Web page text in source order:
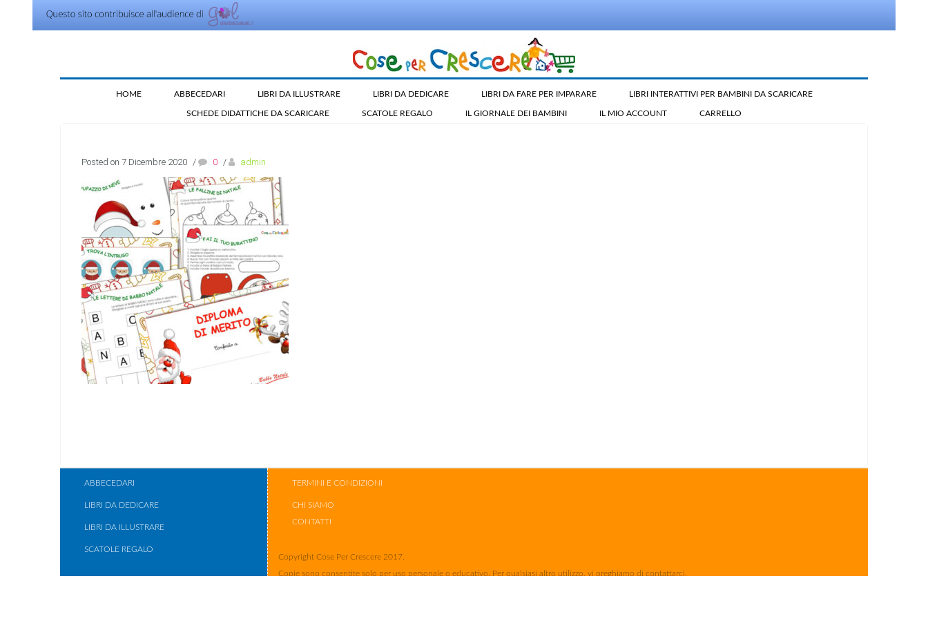
HOME ABBECEDARI LIBRI DA ILLUSTRARE LIBRI DA DEDICARE LIBRI DA FARE PER IMPARARE LIBRI INTERATTIVI PER BAMBINI DA SCARICARE
SCHEDE DIDATTICHE DA SCARICARE SCATOLE REGALO IL GIORNALE DEI BAMBINI IL MIO ACCOUNT CARRELLO
Posted on 7 Dicembre 2020 / 0 / admin
ABBECEDARI
LIBRI DA DEDICARE
LIBRI DA ILLUSTRARE
SCATOLE REGALO
TERMINI E CONDIZIONI
CHI SIAMO
CONTATTI
Copyright Cose Per Crescere 2017.
Copie sono consentite solo per uso personale o educativo. Per qualsiasi altro utilizzo, vi preghiamo di contattarci.